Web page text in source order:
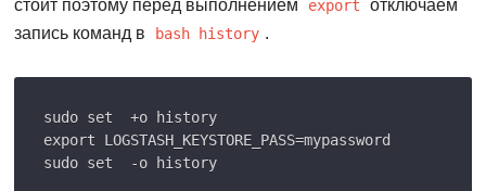
стоит поэтому перед выполнением
export
отключаем
запись команд в
bash history .
sudo set  +o history
export LOGSTASH_KEYSTORE_PASS=mypassword